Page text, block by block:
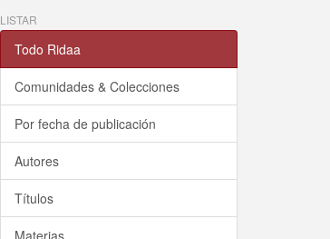
LISTAR
Todo Ridaa
Comunidades & Colecciones
Por fecha de publicación
Autores
Títulos
Materias